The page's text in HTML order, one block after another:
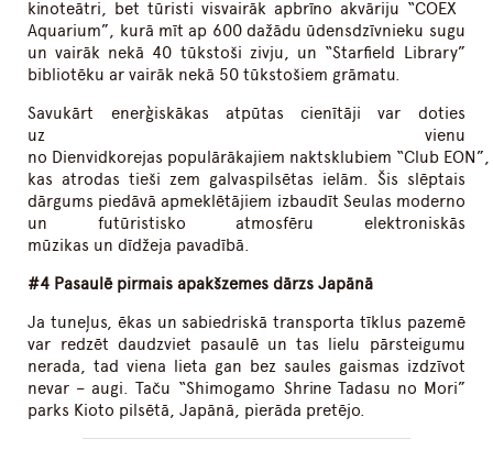
kinoteātri, bet tūristi visvairāk apbrīno akvāriju “COEX
Aquarium”, kurā mīt ap 600 dažādu ūdensdzīvnieku sugu
un vairāk nekā 40 tūkstoši zivju, un “Starfield Library”
bibliotēku ar vairāk nekā 50 tūkstošiem grāmatu.
Savukārt enerģiskākas atpūtas cienītāji var doties
uz vienu
no Dienvidkorejas populārākajiem naktsklubiem “Club EON”,
kas atrodas tieši zem galvaspilsētas ielām. Šis slēptais
dārgums piedāvā apmeklētājiem izbaudīt Seulas moderno
un futūristisko atmosfēru elektroniskās
mūzikas un dīdžeja pavadībā.
#4 Pasaulē pirmais apakšzemes dārzs Japānā
Ja tuneļus, ēkas un sabiedriskā transporta tīklus pazemē
var redzēt daudzviet pasaulē un tas lielu pārsteigumu
nerada, tad viena lieta gan bez saules gaismas izdzīvot
nevar – augi. Taču “Shimogamo Shrine Tadasu no Mori”
parks Kioto pilsētā, Japānā, pierāda pretējo.